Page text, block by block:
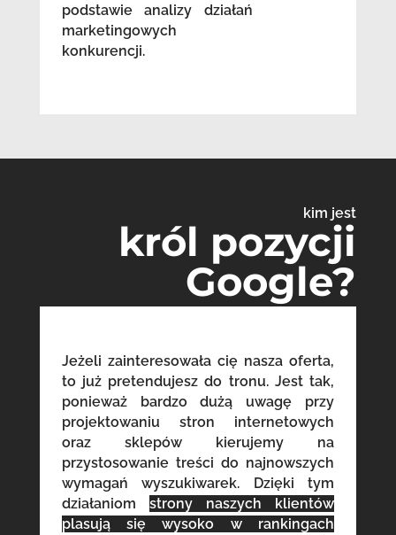
podstawie analizy działań
marketingowych
konkurencji.
kim jest
król pozycji
Google?
Jeżeli zainteresowała cię nasza oferta,
to już pretendujesz do tronu. Jest tak,
ponieważ bardzo dużą uwagę przy
projektowaniu stron internetowych
oraz sklepów kierujemy na
przystosowanie treści do najnowszych
wymagań wyszukiwarek. Dzięki tym
działaniom strony naszych klientów
plasują się wysoko w rankingach